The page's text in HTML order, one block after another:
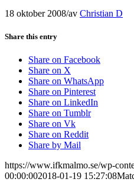
18 oktober 2008/av Christian D
Share this entry
Share on Facebook
Share on X
Share on WhatsApp
Share on Pinterest
Share on LinkedIn
Share on Tumblr
Share on Vk
Share on Reddit
Share by Mail
https://www.ifkmalmo.se/wp-
00:00:002018-01-19 15:27:08